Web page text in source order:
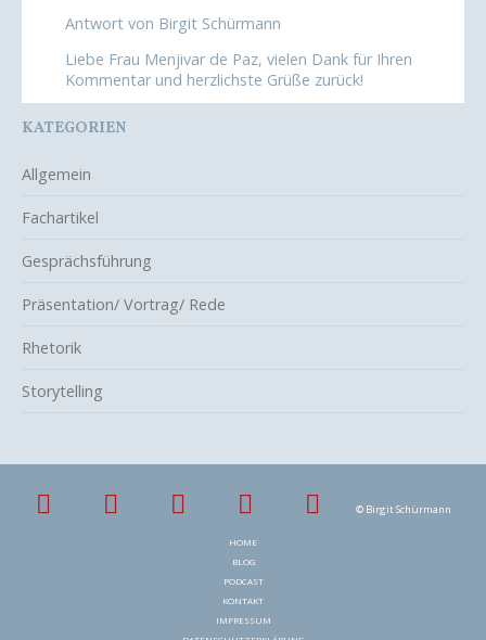
Antwort von Birgit Schürmann
Liebe Frau Menjivar de Paz, vielen Dank für Ihren
Kommentar und herzlichste Grüße zurück!
KATEGORIEN
Allgemein
Fachartikel
Gesprächsführung
Präsentation/ Vortrag/ Rede
Rhetorik
Storytelling
© Birgit Schürmann
HOME
BLOG
PODCAST
KONTAKT
IMPRESSUM